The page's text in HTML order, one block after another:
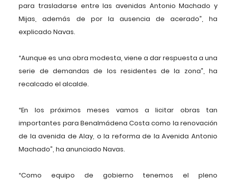
para trasladarse entre las avenidas Antonio Machado y
Mijas, además de por la ausencia de acerado”, ha
explicado Navas.
“Aunque es una obra modesta, viene a dar respuesta a una
serie de demandas de los residentes de la zona”, ha
recalcado el alcalde.
“En los próximos meses vamos a licitar obras tan
importantes para Benalmádena Costa como la renovación
de la avenida de Alay, o la reforma de la Avenida Antonio
Machado”, ha anunciado Navas.
“Como equipo de gobierno tenemos el pleno